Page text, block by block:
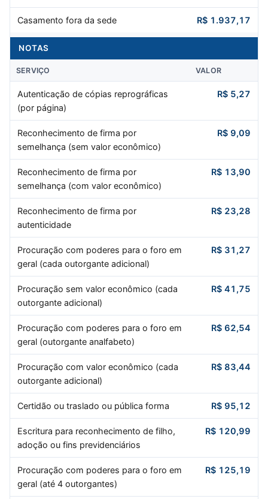
Casamento fora da sede R$ 1.937,17
NOTAS
SERVIÇO VALOR
Autenticação de cópias reprográficas
(por página)
R$ 5,27
Reconhecimento de firma por
semelhança (sem valor econômico)
R$ 9,09
Reconhecimento de firma por
semelhança (com valor econômico)
R$ 13,90
Reconhecimento de firma por
autenticidade
R$ 23,28
Procuração com poderes para o foro em
geral (cada outorgante adicional)
R$ 31,27
Procuração sem valor econômico (cada
outorgante adicional)
R$ 41,75
Procuração com poderes para o foro em
geral (outorgante analfabeto)
R$ 62,54
Procuração com valor econômico (cada
outorgante adicional)
R$ 83,44
Certidão ou traslado ou pública forma R$ 95,12
Escritura para reconhecimento de filho,
adoção ou fins previdenciários
R$ 120,99
Procuração com poderes para o foro em
geral (até 4 outorgantes)
R$ 125,19